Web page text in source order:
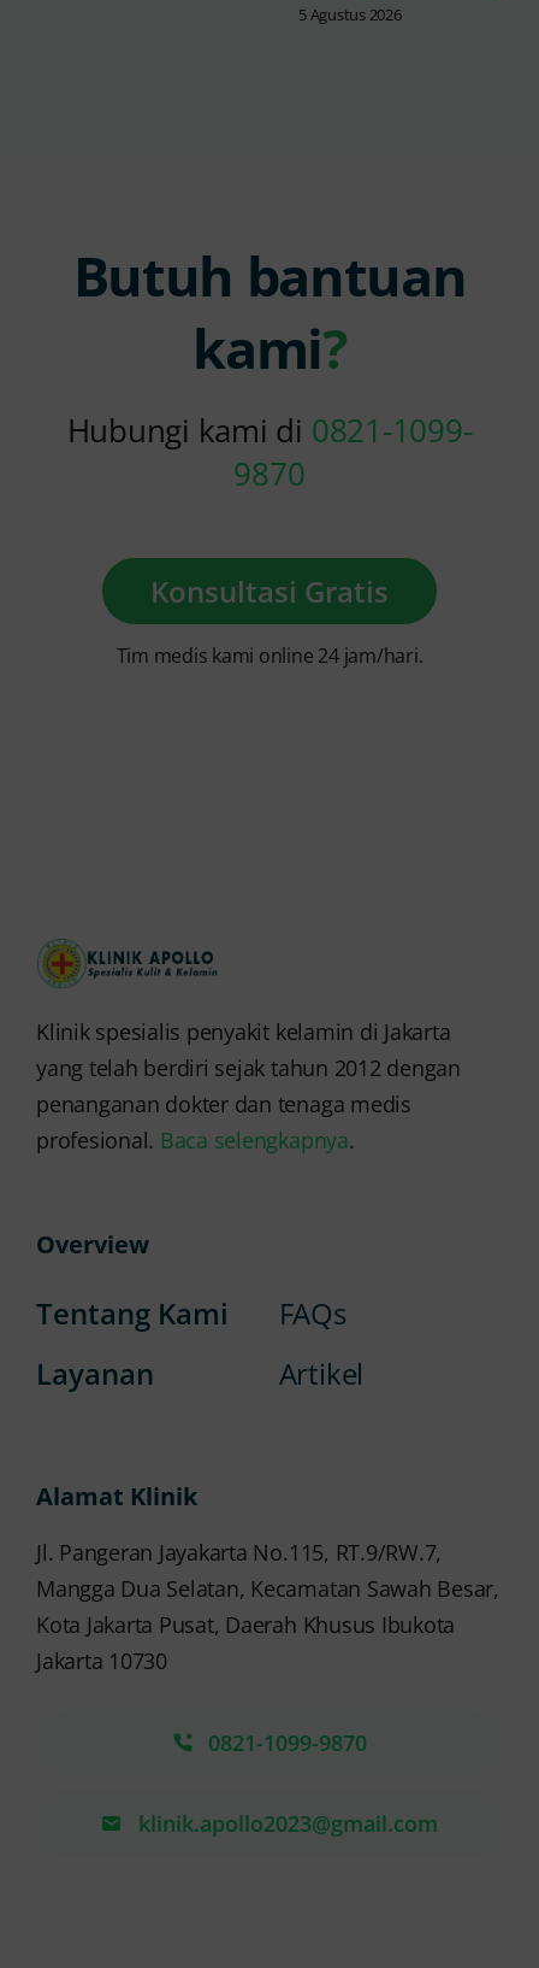
5 Agustus 2026
Butuh bantuan
kami?
Hubungi kami di 0821-1099-
9870
Konsultasi Gratis
Tim medis kami online 24 jam/hari.
Klinik spesialis penyakit kelamin di Jakarta
yang telah berdiri sejak tahun 2012 dengan
penanganan dokter dan tenaga medis
profesional. Baca selengkapnya.
Overview
Tentang Kami
Layanan
FAQs
Artikel
Alamat Klinik
Jl. Pangeran Jayakarta No.115, RT.9/RW.7,
Mangga Dua Selatan, Kecamatan Sawah Besar,
Kota Jakarta Pusat, Daerah Khusus Ibukota
Jakarta 10730
0821-1099-9870
klinik.apollo2023@gmail.com